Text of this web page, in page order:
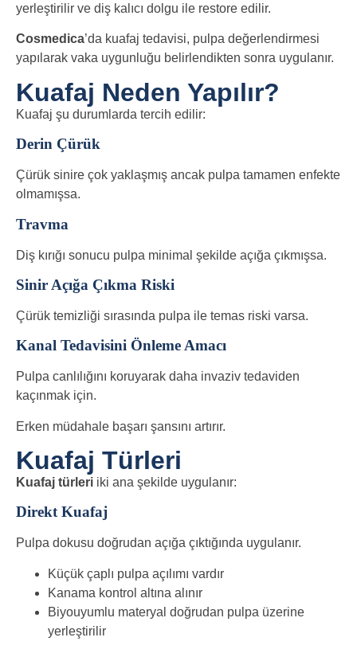
yerleştirilir ve diş kalıcı dolgu ile restore edilir.
Cosmedica’da kuafaj tedavisi, pulpa değerlendirmesi
yapılarak vaka uygunluğu belirlendikten sonra uygulanır.
Kuafaj Neden Yapılır?
Kuafaj şu durumlarda tercih edilir:
Derin Çürük
Çürük sinire çok yaklaşmış ancak pulpa tamamen enfekte
olmamışsa.
Travma
Diş kırığı sonucu pulpa minimal şekilde açığa çıkmışsa.
Sinir Açığa Çıkma Riski
Çürük temizliği sırasında pulpa ile temas riski varsa.
Kanal Tedavisini Önleme Amacı
Pulpa canlılığını koruyarak daha invaziv tedaviden
kaçınmak için.
Erken müdahale başarı şansını artırır.
Kuafaj Türleri
Kuafaj türleri iki ana şekilde uygulanır:
Direkt Kuafaj
Pulpa dokusu doğrudan açığa çıktığında uygulanır.
Küçük çaplı pulpa açılımı vardır
Kanama kontrol altına alınır
Biyouyumlu materyal doğrudan pulpa üzerine
yerleştirilir